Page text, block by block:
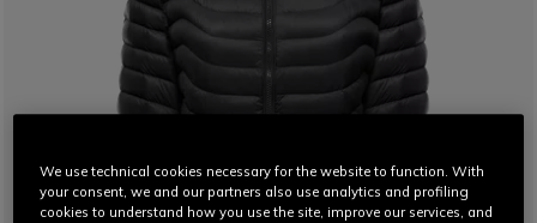
We use technical cookies necessary for the website to function. With
your consent, we and our partners also use analytics and profiling
cookies to understand how you use the site, improve our services, and